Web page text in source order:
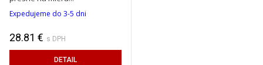
Expedujeme do 3-5 dni
28.81 € s DPH
DETAIL